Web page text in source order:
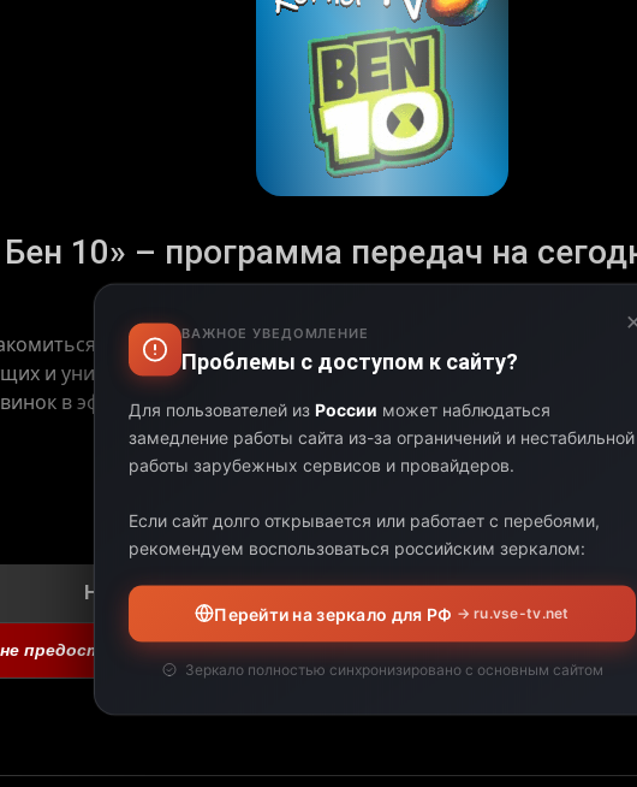
10» – программа передач на
с полным расписанием телеканала «Kernel TV Бен 10»,
и уникальных шоу. Программа телеканала «Kernel TV Бен 10»
в эфире. Следите за актуальными событиями, не
любимым телеканалом.
Выберите дату:
НАЧАЛО КОНЕЦ ДЛИТЕЛЬНОСТЬ
предоставил свою программу передач на выбранную дату.
ВАЖНОЕ УВЕДОМЛЕНИЕ
Проблемы с доступом к сайту?
Для пользователей из России может наблюдаться
замедление работы сайта из-за ограничений и нестабильной
работы зарубежных сервисов и провайдеров.
Если сайт долго открывается или работает с перебоями,
рекомендуем воспользоваться российским зеркалом:
Перейти на зеркало для РФ → ru.vse-tv.net
Зеркало полностью синхронизировано с основным сайтом